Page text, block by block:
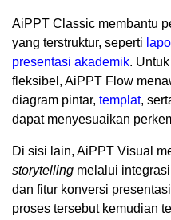
AiPPT Classic membantu
yang terstruktur, seperti
presentasi akademik.
fleksibel, AiPPT Flow
diagram pintar, templat,
dapat menyesuaikan
Di sisi lain, AiPPT Visual
storytelling melalui integrasi
dan fitur konversi
proses tersebut kemudian